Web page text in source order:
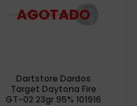
Dartstore Dardos
Target Daytona Fire
GT-02 23gr 95% 101916